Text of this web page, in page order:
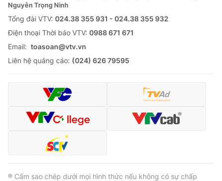
Nguyễn Trọng Ninh
Tổng đài VTV: 024.38 355 931 - 024.38 355 932
Ðiện thoại Thời báo VTV: 0988 671 671
Email: toasoan@vtv.vn
Liên hệ quảng cáo: (024) 626 79595
® Cấm sao chép dưới mọi hình thức nếu không có sự chấp